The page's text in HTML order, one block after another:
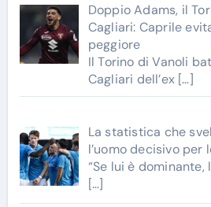
Doppio Adams, il
Cagliari: Caprile
peggiore
Il Torino di Vanoli
Cagliari dell’ex […]
La statistica che
l’uomo decisivo per
“Se lui è dominante,
[…]